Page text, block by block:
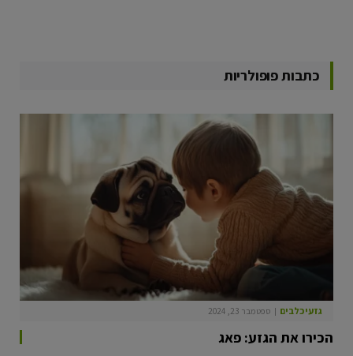
כתבות פופולריות
גזעי כלבים ספטמבר 23, 2024
הכירו את הגזע: פאג